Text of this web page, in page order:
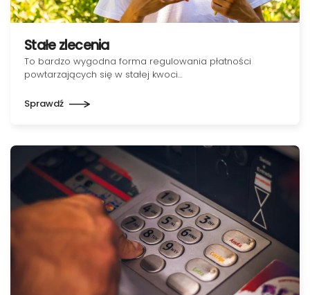
Stałe zlecenia
To bardzo wygodna forma regulowania płatności
powtarzających się w stałej kwoci…
Sprawdź